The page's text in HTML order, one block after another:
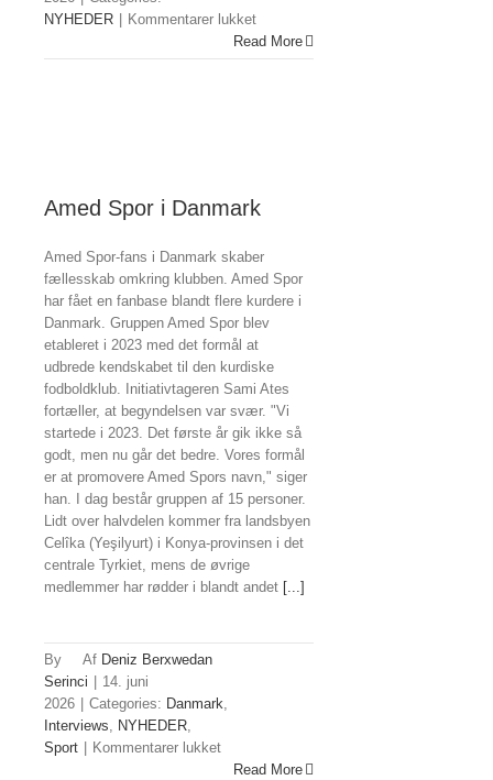
NYHEDER
Kommentarer lukkettil
Studenter
og
Read More
Amed Spor i Danmark
Amed Spor-fans i Danmark skaber
fællesskab omkring klubben. Amed Spor
har fået en fanbase blandt flere kurdere i
Danmark. Gruppen Amed Spor blev
etableret i 2023 med det formål at
udbrede kendskabet til den kurdiske
fodboldklub. Initiativtageren Sami Ates
fortæller, at begyndelsen var svær. "Vi
startede i 2023. Det første år gik ikke så
godt, men nu går det bedre. Vores formål
er at promovere Amed Spors navn," siger
han. I dag består gruppen af 15 personer.
Lidt over halvdelen kommer fra landsbyen
Celîka (Yeşilyurt) i Konya-provinsen i det
centrale Tyrkiet, mens de øvrige
medlemmer har rødder i blandt andet [...]
By
Deniz Berxwedan
Serinci
14. juni
2026
Categories: Danmark,
Interviews, NYHEDER,
Sport
Kommentarer lukkettil
Amed
Read More